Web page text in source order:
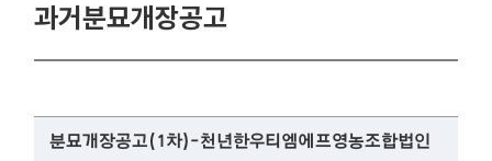
과거분묘개장공고
분묘개장공고(1차)-천년한우티엠에프영농조합법인